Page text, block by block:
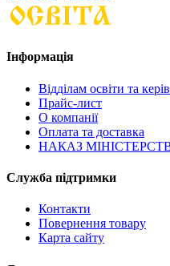
Інформація
Відділам освіти та
Прайс-лист
О компанії
Оплата та доставка
НАКАЗ
Служба підтримки
Контакти
Повернення товару
Карта сайту